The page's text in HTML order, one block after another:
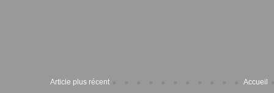
Article plus récent
Accueil